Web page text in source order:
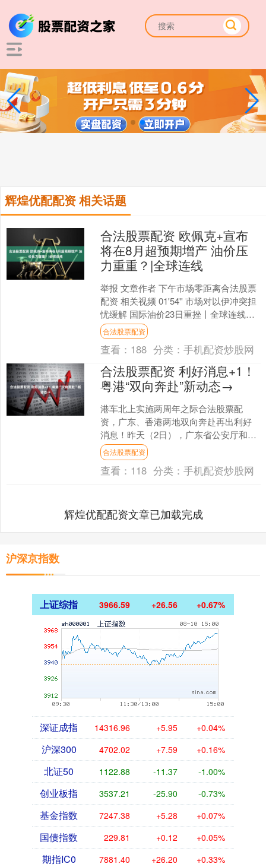
辉煌优配配资 相关话题
合法股票配资 欧佩克+宣布
将在8月超预期增产 油价压
力重重？|全球连线
举报 文章作者 下午市场零距离合法股票
配资 相关视频 01'54'' 市场对以伊冲突担
忧缓解 国际油价23日重挫丨全球连线
146 06....
合法股票配资
查看： 188 分类：手机配资炒股网
合法股票配资 利好消息+1！
粤港“双向奔赴”新动态→
港车北上实施两周年之际合法股票配
资，广东、香港两地双向奔赴再出利好
消息！昨天（2日），广东省公安厅和香
港特区政府运输及物流局公布了粤车南
下最新进展。 粤车南下有....
合法股票配资
查看： 118 分类：手机配资炒股网
辉煌优配配资文章已加载完成
沪深京指数
上证综指 3966.59 +26.56 +0.67%
深证成指 14316.96 +5.95 +0.04%
沪深300 4702.02 +7.59 +0.16%
北证50 1122.88 -11.37 -1.00%
创业板指 3537.21 -25.90 -0.73%
基金指数 7247.38 +5.28 +0.07%
国债指数 229.81 +0.12 +0.05%
期指IC0 7881.40 +26.20 +0.33%